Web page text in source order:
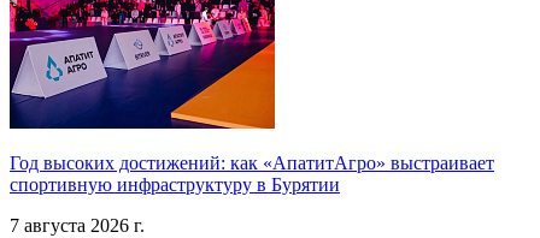
Год высоких достижений: как «АпатитАгро» выстраивает
спортивную инфраструктуру в Бурятии
7 августа 2026 г.